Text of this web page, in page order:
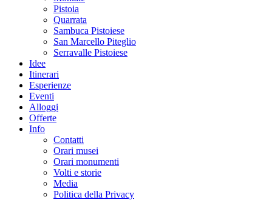
Pistoia
Quarrata
Sambuca Pistoiese
San Marcello Piteglio
Serravalle Pistoiese
Idee
Itinerari
Esperienze
Eventi
Alloggi
Offerte
Info
Contatti
Orari musei
Orari monumenti
Volti e storie
Media
Politica della Privacy